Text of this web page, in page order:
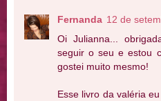
Fernanda 12 de
Oi Julianna...
seguir o seu e estou
gostei muito mesmo!
Esse livro da valéria